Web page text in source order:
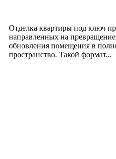
Отделка квартиры под ключ
направленных на
обновления помещения в
пространство. Такой формат...
Девушка в бокале: